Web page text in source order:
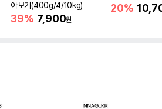
아보기(400g/4/10kg)
39% 7,900원
20%